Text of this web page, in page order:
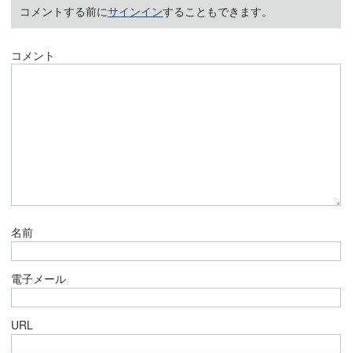
コメントする前にサインインすることもできます。
コメント
名前
電子メール
URL